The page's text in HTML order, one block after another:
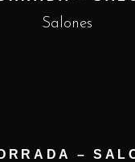
Salones
–